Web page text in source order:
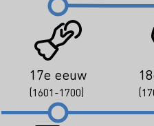
17e eeuw
(1601-1700)